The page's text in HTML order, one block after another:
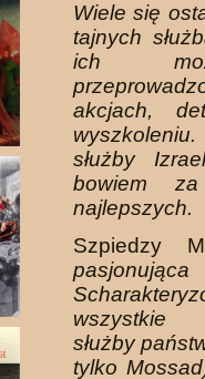
Wiele się
tajnych
ich
akcjach,
służby
bowiem
najlepszych.
Szpiedzy
wszystkie
służby
tylko